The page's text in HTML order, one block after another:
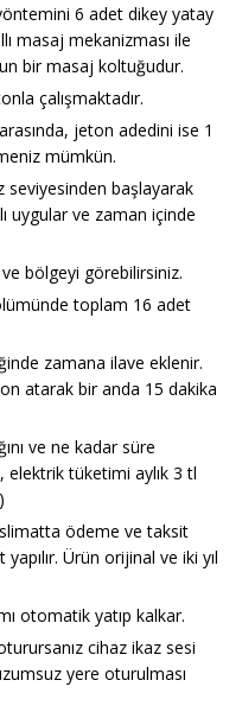
6 adet dikey yatay
masaj mekanizması ile
bir masaj koltuğudur.
çalışmaktadır.
jeton adedini ise 1
mümkün.
seviyesinden başlayarak
uygular ve zaman içinde
bölgeyi görebilirsiniz.
toplam 16 adet
zamana ilave eklenir.
atarak bir anda 15 dakika
ve ne kadar süre
elektrik tüketimi aylık 3 tl
ödeme ve taksit
Ürün orijinal ve iki yıl
otomatik yatıp kalkar.
cihaz ikaz sesi
yere oturulması